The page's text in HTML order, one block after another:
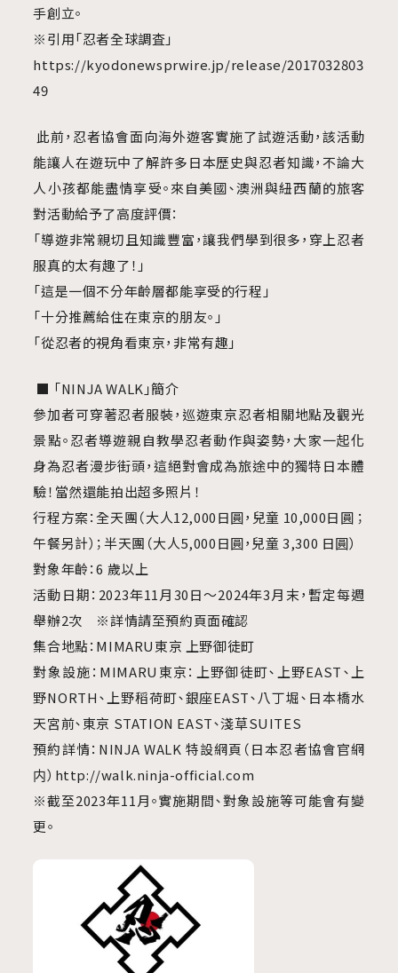
手創立。
※引用「忍者全球調査」
https://kyodonewsprwire.jp/release/2017032803
49
此前，忍者協會面向海外遊客實施了試遊活動，該活動
能讓人在遊玩中了解許多日本歷史與忍者知識，不論大
人小孩都能盡情享受。來自美國、澳洲與紐西蘭的旅客
對活動給予了高度評價：
「導遊非常親切且知識豐富，讓我們學到很多，穿上忍者
服真的太有趣了！」
「這是一個不分年齡層都能享受的行程」
「十分推薦給住在東京的朋友。 」
「從忍者的視角看東京，非常有趣」
■ 「NINJA WALK」簡介
參加者可穿著忍者服裝，巡遊東京忍者相關地點及觀光
景點。忍者導遊親自教學忍者動作與姿勢，大家一起化
身為忍者漫步街頭，這絕對會成為旅途中的獨特日本體
驗！當然還能拍出超多照片！
行程方案：全天團（大人12,000日圓，兒童 10,000日圓 ；
午餐另計）；半天團（大人5,000日圓，兒童 3,300 日圓）
對象年齡：6 歲以上
活動日期：2023年11月30日～2024年3月末，暫定每週
舉辦2次 ※詳情請至預約頁面確認
集合地點：MIMARU東京 上野御徒町
對象設施：MIMARU東京：上野御徒町、上野EAST、上
野NORTH、上野稻荷町、銀座EAST、八丁堀、日本橋水
天宮前、東京 STATION EAST、淺草SUITES
預約詳情：NINJA WALK 特設網頁（日本忍者協會官網
内）http://walk.ninja-official.com
※截至2023年11月。實施期間、對象設施等可能會有變
更。